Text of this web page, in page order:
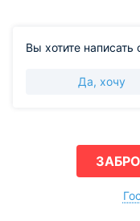
Вы хотите написать
Да, хочу